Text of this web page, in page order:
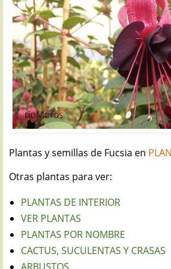
Plantas y semillas de Fucsia en
Otras plantas para ver:
PLANTAS DE INTERIOR
VER PLANTAS
PLANTAS POR NOMBRE
CACTUS, SUCULENTAS Y CRASAS